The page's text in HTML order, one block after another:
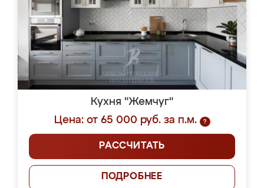
Кухня "Жемчуг"
Цена: от 65 000 руб. за п.м.
?
РАССЧИТАТЬ
ПОДРОБНЕЕ